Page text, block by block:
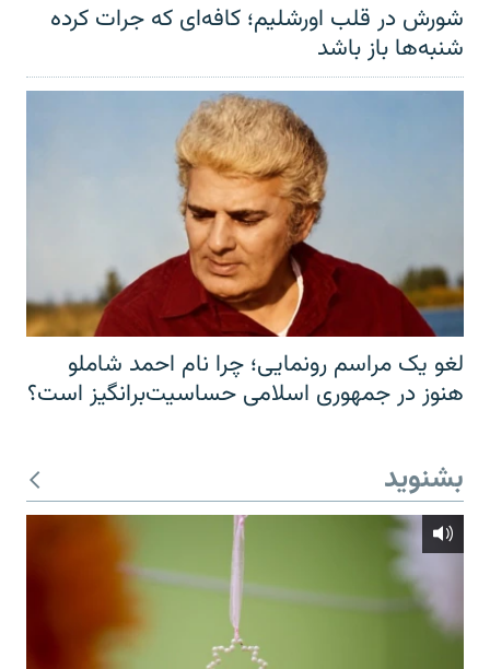
شورش در قلب اورشلیم؛ کافه‌ای که جرات کرده
شنبه‌ها باز باشد
لغو یک مراسم رونمایی؛ چرا نام احمد شاملو
هنوز در جمهوری اسلامی حساسیت‌برانگیز است؟
بشنوید